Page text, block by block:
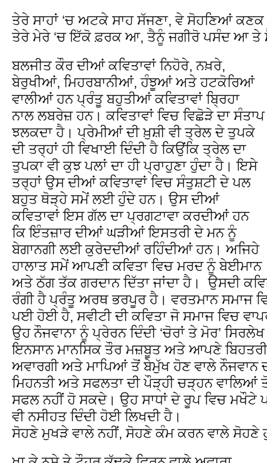
ਤੇਰੇ ਸਾਹਾਂ ‘ਚ ਅਟਕੇ ਸਾਹ ਸੱਜਣਾ, ਵੇ ਸੋਹਣਿਆਂ
ਤੇਰੇ ਮੇਰੇ ‘ਚ ਇੱਕੋ ਫ਼ਰਕ ਆ, ਤੈਨੂੰ ਜਗੀਰੋ ਪਸੰਦ ਆ ਤੇ
ਬਲਜੀਤ ਕੌਰ ਦੀਆਂ ਕਵਿਤਾਵਾਂ ਨਿਹੋਰੇ, ਨਖ਼ਰੇ,
ਬੇਰੁਖੀਆਂ, ਮਿਹਰਬਾਨੀਆਂ, ਹੰਝੂਆਂ ਅਤੇ ਹਟਕੋਰਿਆਂ
ਵਾਲੀਆਂ ਹਨ ਪ੍ਰੰਤੂ ਬਹੁਤੀਆਂ ਕਵਿਤਾਵਾਂ ਬ੍ਰਿਹਾ
ਨਾਲ ਲਬਰੇਜ਼ ਹਨ। ਕਵਿਤਾਵਾਂ ਵਿਚ ਵਿਛੋੜੇ ਦਾ ਸੰਤਾਪ
ਝਲਕਦਾ ਹੈ। ਪ੍ਰੇਮੀਆਂ ਦੀ ਖ਼ੁਸ਼ੀ ਵੀ ਤ੍ਰੇਲ ਦੇ ਤੁਪਕੇ
ਦੀ ਤਰ੍ਹਾਂ ਹੀ ਵਿਖਾਈ ਦਿੰਦੀ ਹੈ ਕਿਉਂਕਿ ਤ੍ਰੇਲ ਦਾ
ਤੁਪਕਾ ਵੀ ਕੁਝ ਪਲਾਂ ਦਾ ਹੀ ਪ੍ਰਾਹੁਣਾ ਹੁੰਦਾ ਹੈ। ਇਸੇ
ਤਰ੍ਹਾਂ ਉਸ ਦੀਆਂ ਕਵਿਤਾਵਾਂ ਵਿਚ ਸੰਤੁਸ਼ਟੀ ਦੇ ਪਲ
ਬਹੁਤ ਥੋੜ੍ਹੇ ਸਮੇਂ ਲਈ ਹੁੰਦੇ ਹਨ। ਉਸ ਦੀਆਂ
ਕਵਿਤਾਵਾਂ ਇਸ ਗੱਲ ਦਾ ਪ੍ਰਗਟਾਵਾ ਕਰਦੀਆਂ ਹਨ
ਕਿ ਇੰਤਜ਼ਾਰ ਦੀਆਂ ਘੜੀਆਂ ਇਸਤਰੀ ਦੇ ਮਨ ਨੂੰ
ਬੇਗਾਨਗੀ ਲਈ ਕੁਰੇਦਦੀਆਂ ਰਹਿੰਦੀਆਂ ਹਨ। ਅਜਿਹੇ
ਹਾਲਾਤ ਸਮੇਂ ਆਪਣੀ ਕਵਿਤਾ ਵਿਚ ਮਰਦ ਨੂੰ ਬੇਈਮਾਨ
ਅਤੇ ਠੱਗ ਤੱਕ ਗਰਦਾਨ ਦਿੱਤਾ ਜਾਂਦਾ ਹੈ। ਉਸਦੀ
ਰੰਗੀ ਹੈ ਪ੍ਰੰਤੂ ਅਰਥ ਭਰਪੂਰ ਹੈ। ਵਰਤਮਾਨ ਸਮਾਜ
ਪਈ ਹੋਈ ਹੈ, ਸਵੀਟੀ ਦੀ ਕਵਿਤਾ ਜੋ ਸਮਾਜ ਵਿਚ
ਉਹ ਨੌਜਵਾਨਾ ਨੂੰ ਪ੍ਰੇਰਨ ਦਿੰਦੀ ‘ਚੋਰਾਂ ਤੇ ਮੋਰ’ ਸਿਰਲੇਖ
ਇਨਸਾਨ ਮਾਨਸਿਕ ਤੌਰ ਮਜ਼ਬੂਤ ਅਤੇ ਆਪਣੇ
ਅਵਾਰਗੀ ਅਤੇ ਮਾਪਿਆਂ ਤੋਂ ਬੇਮੁੱਖ ਹੋਣ ਵਾਲੇ
ਮਿਹਨਤੀ ਅਤੇ ਸਫਲਤਾ ਦੀ ਪੌੜ੍ਹੀ ਚੜ੍ਹਨ ਵਾਲਿਆਂ
ਸਫਲ ਨਹੀਂ ਹੋ ਸਕਦੇ। ਉਹ ਸਾਧਾਂ ਦੇ ਰੂਪ ਵਿਚ ਮਖੌਟੇ
ਵੀ ਨਸੀਹਤ ਦਿੰਦੀ ਹੋਈ ਲਿਖਦੀ ਹੈ।
ਸੋਹਣੇ ਮੁਖੜੇ ਵਾਲੇ ਨਹੀਂ, ਸੋਹਣੇ ਕੰਮ ਕਰਨ ਵਾਲੇ ਸੋਹਣੇ